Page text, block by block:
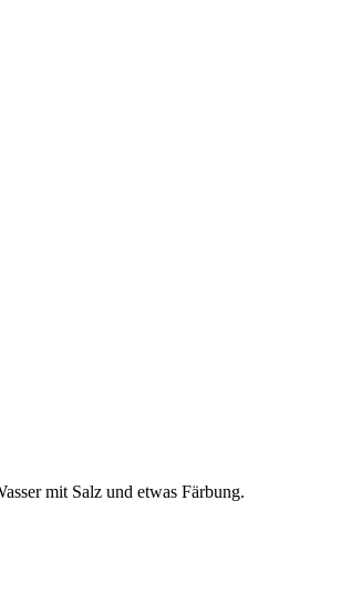
mit Salz und etwas Färbung.